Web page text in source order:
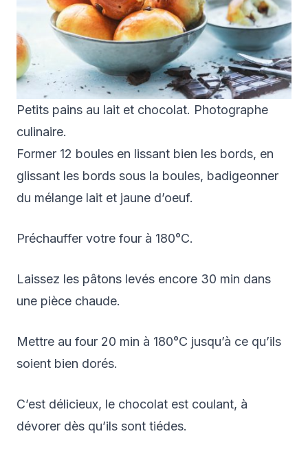
Petits pains au lait et chocolat. Photographe
culinaire.
Former 12 boules en lissant bien les bords, en
glissant les bords sous la boules, badigeonner
du mélange lait et jaune d’oeuf.
Préchauffer votre four à 180°C.
Laissez les pâtons levés encore 30 min dans
une pièce chaude.
Mettre au four 20 min à 180°C jusqu’à ce qu’ils
soient bien dorés.
C’est délicieux, le chocolat est coulant, à
dévorer dès qu’ils sont tiédes.